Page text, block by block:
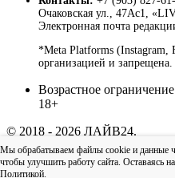
Очаковская ул., 47Ас1,
Электронная почта
*Meta Platforms (Instagram,
организацией и запрещена.
Возрастное
18+
© 2018 - 2026 ЛАЙВ24.
Пользовательское соглашение
конфиденциальности
Наверх
Мы обрабатываем файлы cookie и данные
чтобы улучшить работу сайта. Оставаясь
Политикой.